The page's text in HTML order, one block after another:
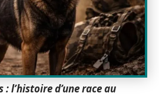
l’histoire d’une race au